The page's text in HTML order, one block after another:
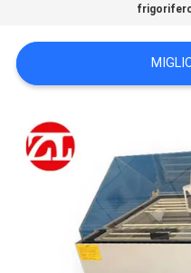
VR
SHOW
SITEMAP
PRIVACY
POLICY